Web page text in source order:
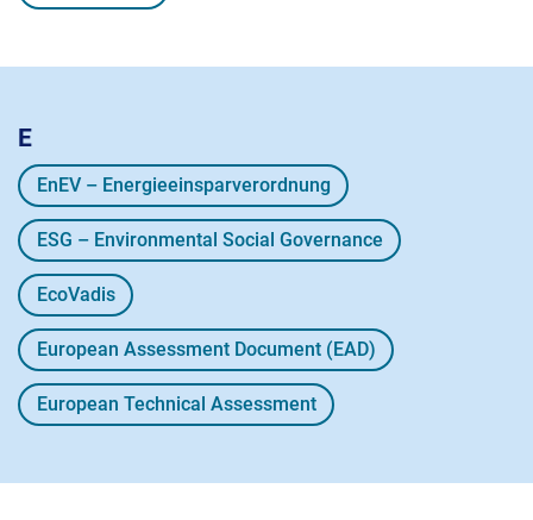
E
EnEV – Energieeinsparverordnung
ESG – Environmental Social Governance
EcoVadis
European Assessment Document (EAD)
European Technical Assessment